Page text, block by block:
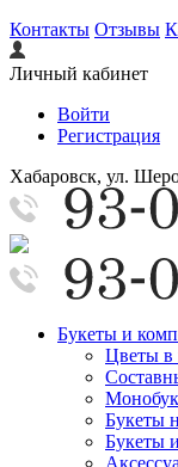
Контакты Отзывы
Личный кабинет
Войти
Регистрация
Хабаровск, ул.
Букеты и
Цветы в
Букеты
Букеты